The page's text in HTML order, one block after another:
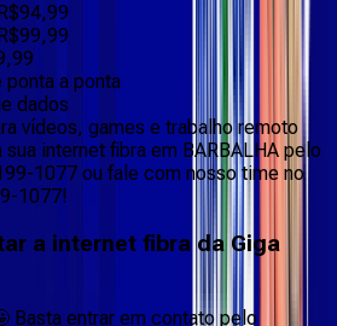
ponta a ponta
dados
vídeos, games e trabalho remoto
sua internet fibra em BARBALHA pelo
1077 ou fale com nosso time no
1077!
a internet fibra da Giga
Basta entrar em contato pelo